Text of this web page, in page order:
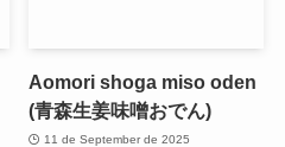
Aomori shoga miso oden
(青森生姜味噌おでん)
11 de September de 2025